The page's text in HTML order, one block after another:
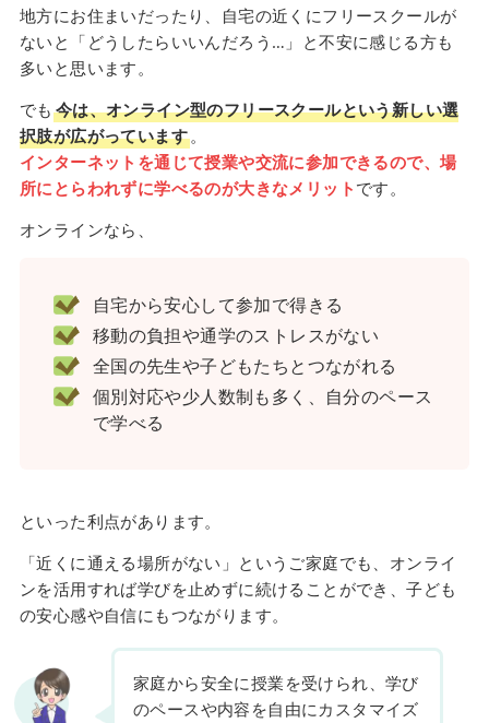
地方にお住まいだったり、自宅の近くにフリースクールが
ないと「どうしたらいいんだろう…」と不安に感じる方も
多いと思います。
でも 今は、オンライン型のフリースクールという新しい選
択肢が広がっています。
インターネットを通じて授業や交流に参加できるので、場
所にとらわれずに学べるのが大きなメリット です。
オンラインなら、
自宅から安心して参加で得きる
移動の負担や通学のストレスがない
全国の先生や子どもたちとつながれる
個別対応や少人数制も多く、自分のペース
で学べる
といった利点があります。
「近くに通える場所がない」というご家庭でも、オンライ
ンを活用すれば学びを止めずに続けることができ、子ども
の安心感や自信にもつながります。
家庭から安全に授業を受けられ、学び
のペースや内容を自由にカスタマイズ